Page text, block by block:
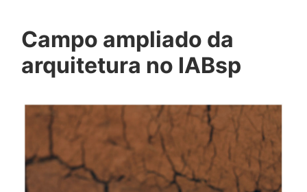
Campo ampliado da
arquitetura no IABsp